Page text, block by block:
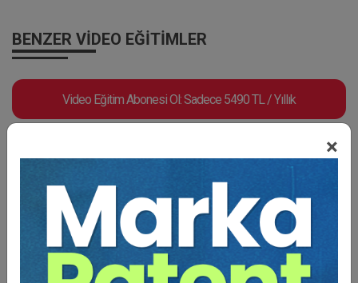
×
BENZER VIDEO EĞITIMLER
Video Eğitim Abonesi Ol: Sadece 5490 TL / Yıllık